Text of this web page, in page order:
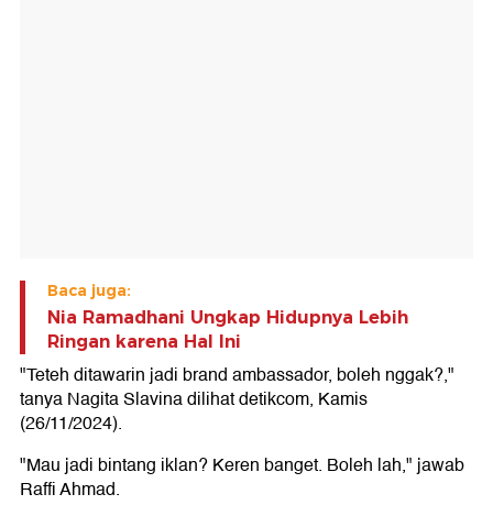
Baca juga:
Nia Ramadhani Ungkap Hidupnya Lebih
Ringan karena Hal Ini
"Teteh ditawarin jadi brand ambassador, boleh nggak?,"
tanya Nagita Slavina dilihat detikcom, Kamis
(26/11/2024).
"Mau jadi bintang iklan? Keren banget. Boleh lah," jawab
Raffi Ahmad.